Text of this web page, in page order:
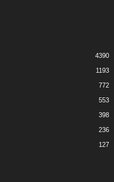
4390
1193
772
553
398
236
127